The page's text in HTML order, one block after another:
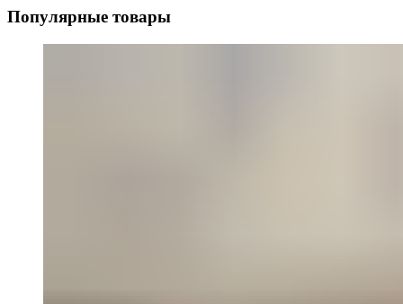
Популярные товары